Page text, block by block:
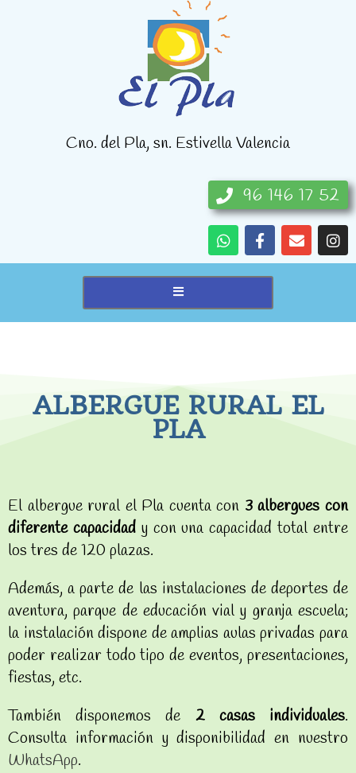
Cno. del Pla, sn. Estivella Valencia
96 146 17 52
ALBERGUE RURAL EL
PLA
El albergue rural el Pla cuenta con 3 albergues con
diferente capacidady con una capacidad total entre
los tres de 120 plazas.
Además, a parte de las instalaciones de deportes de
aventura, parque de educación vial y granja escuela;
la instalación dispone de amplias aulas privadas para
poder realizar todo tipo de eventos, presentaciones,
fiestas, etc.
También disponemos de 2 casas individuales.
Consulta información y disponibilidad en nuestro
WhatsApp.